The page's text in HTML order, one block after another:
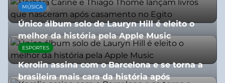
10/07/2026
MÚSICA
Único álbum solo de Lauryn Hill é eleito o
melhor da história pela Apple Music
06/08/2026
ESPORTES
Kerolin assina com o Barcelona e se torna a
brasileira mais cara da história após